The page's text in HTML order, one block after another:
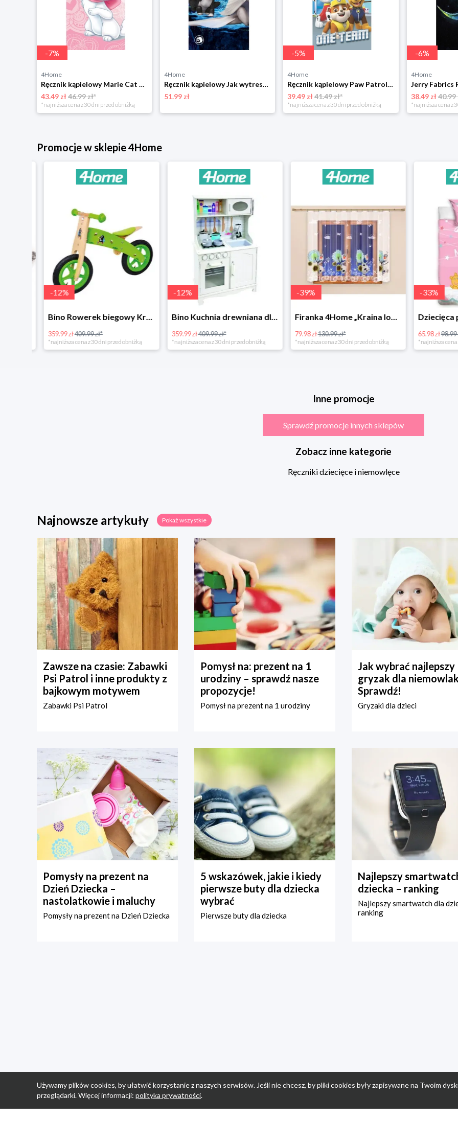
-7%
4Home
Ręcznik kąpielowy Marie Cat Butterfly, 70 x 140 cm Jerry Fabrics
43.49 zł46.99 zł*
*najniższa cena z 30 dni przed obniżką
4Home
Ręcznik kąpielowy Jak wytresować smoka, 70 x 140 cm Jerry Fabrics
51.99 zł
-5%
4Home
Ręcznik kąpielowy Paw Patrol 201, 70 x 140 cm Jerry Fabrics
39.49 zł41.49 zł*
*najniższa cena z 30 dni przed obniżką
-6%
4Home
38.49 zł40.99
*najniższa cena z
Promocje w sklepie 4Home
12%
Bino Rowerek biegowy Krecik
359.99 zł409.99 zł*
*najniższa cena z 30 dni przed obniżką
12%
Bino Kuchnia drewniana dla dzieci Provence
359.99 zł409.99 zł*
*najniższa cena z 30 dni przed obniżką
39%
Firanka 4Home „Kraina lodu” (Frozen)
79.98 zł130.99 zł*
*najniższa cena z 30 dni przed obniżką
33%
65.98 zł98.99 zł*
*najniższa cena z
Inne promocje
Sprawdź promocje innych sklepów
Zobacz inne kategorie
Ręczniki dziecięce i niemowlęce
Najnowsze artykuły Pokaż wszystkie
Zawsze na czasie: Zabawki
Psi Patrol i inne produkty z
bajkowym motywem
Zabawki Psi Patrol
Pomysł na: prezent na 1
urodziny – sprawdź nasze
propozycje!
Pomysł na prezent na 1 urodziny
Jak wybrać najlepszy
gryzak dla
Sprawdź!
Gryzaki dla dzieci
Pomysły na prezent na
Dzień Dziecka –
nastolatkowie i maluchy
Pomysły na prezent na Dzień Dziecka
5 wskazówek, jakie i kiedy
pierwsze buty dla dziecka
wybrać
Pierwsze buty dla dziecka
Najlepszy
dziecka – ranking
Najlepszy smartwatch dla
ranking
Używamy plików cookies, by ułatwić korzystanie z naszych serwisów. Jeśli nie chcesz, by pliki cookies były zapisywane na Twoim
przeglądarki. Więcej informacji: polityka prywatności.